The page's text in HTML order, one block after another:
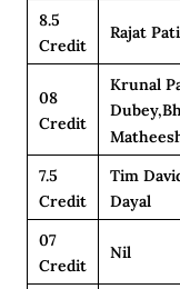
8.5
Credit
Rajat
08
Credit
Krunal
7.5
Credit
Tim
Dayal
07
Credit
Nil